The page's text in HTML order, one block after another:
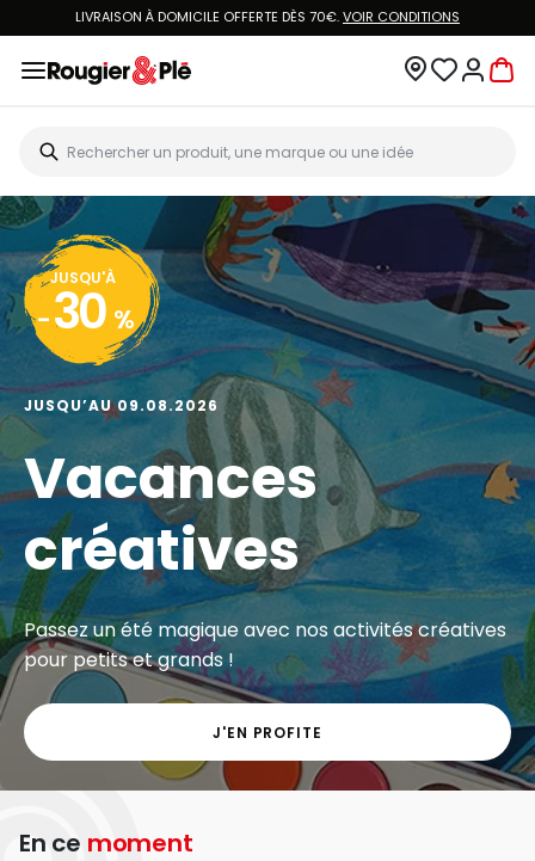
LIVRAISON À DOMICILE OFFERTE DÈS 70€.VOIR CONDITIONS
JUSQU'À
- 30 %
JUSQU’AU 09.08.2026
Vacances
créatives
Passez un été magique avec nos activités créatives
pour petits et grands !
J'EN PROFITE
En ce moment